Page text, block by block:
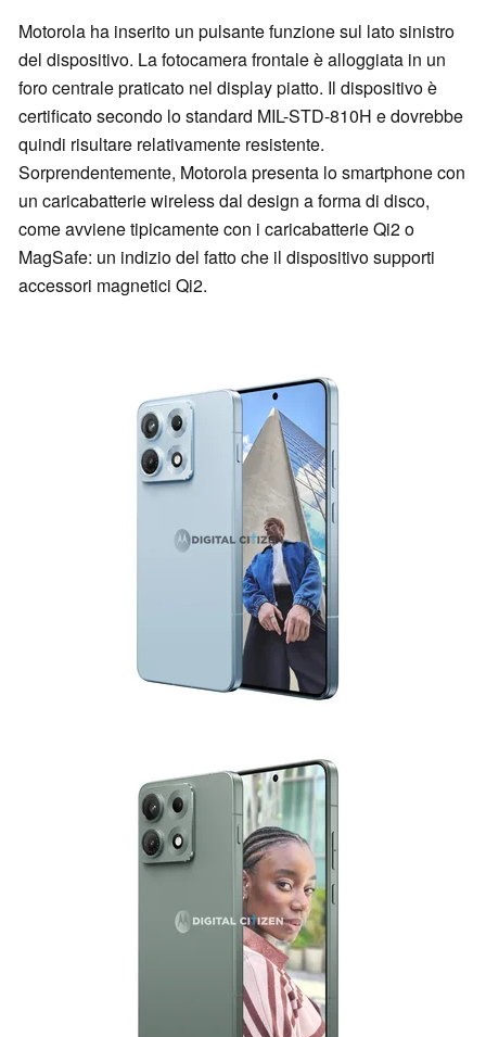
Motorola ha inserito un pulsante funzione sul lato sinistro
del dispositivo. La fotocamera frontale è alloggiata in un
foro centrale praticato nel display piatto. Il dispositivo è
certificato secondo lo standard MIL-STD-810H e dovrebbe
quindi risultare relativamente resistente.
Sorprendentemente, Motorola presenta lo smartphone con
un caricabatterie wireless dal design a forma di disco,
come avviene tipicamente con i caricabatterie Qi2 o
MagSafe: un indizio del fatto che il dispositivo supporti
accessori magnetici Qi2.